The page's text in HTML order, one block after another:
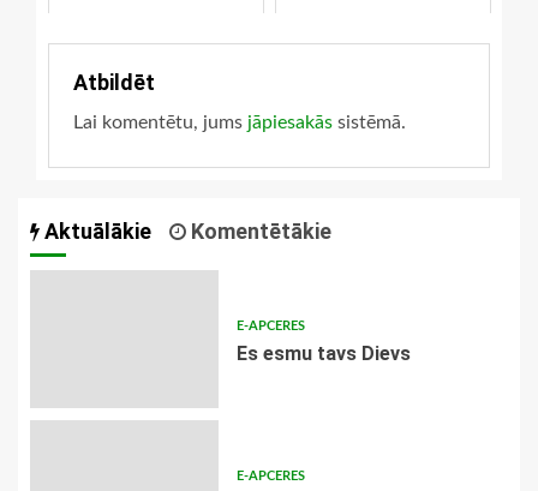
Atbildēt
Lai komentētu, jums jāpiesakās sistēmā.
Aktuālākie Komentētākie
E-APCERES
Es esmu tavs Dievs
E-APCERES